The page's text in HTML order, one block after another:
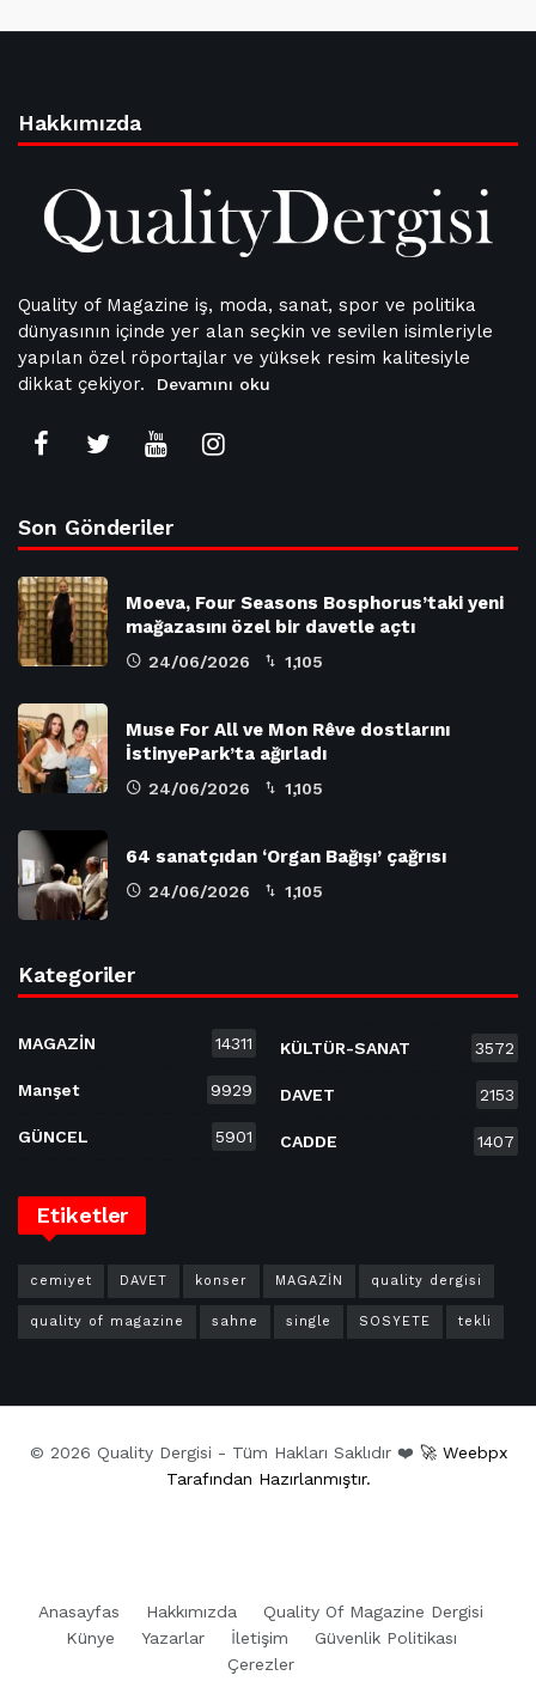
Hakkımızda
Quality of Magazine iş, moda, sanat, spor ve politika
dünyasının içinde yer alan seçkin ve sevilen isimleriyle
yapılan özel röportajlar ve yüksek resim kalitesiyle
dikkat çekiyor.
Devamını oku
Son Gönderiler
Moeva, Four Seasons Bosphorus’taki yeni
mağazasını özel bir davetle açtı
24/06/2026 1,105
Muse For All ve Mon Rêve dostlarını
İstinyePark’ta ağırladı
24/06/2026 1,105
64 sanatçıdan ‘Organ Bağışı’ çağrısı
24/06/2026 1,105
Kategoriler
MAGAZİN 14311
Manşet 9929
GÜNCEL 5901
KÜLTÜR-SANAT 3572
DAVET 2153
CADDE 1407
Etiketler
cemiyet DAVET konser MAGAZİN quality dergisi
quality of magazine sahne single SOSYETE tekli
© 2026 Quality Dergisi - Tüm Hakları Saklıdır ❤️ 🚀 Weebpx
Tarafından Hazırlanmıştır.
Anasayfas Hakkımızda
Quality Of Magazine Dergisi
Künye
Yazarlar İletişim
Güvenlik Politikası
Çerezler